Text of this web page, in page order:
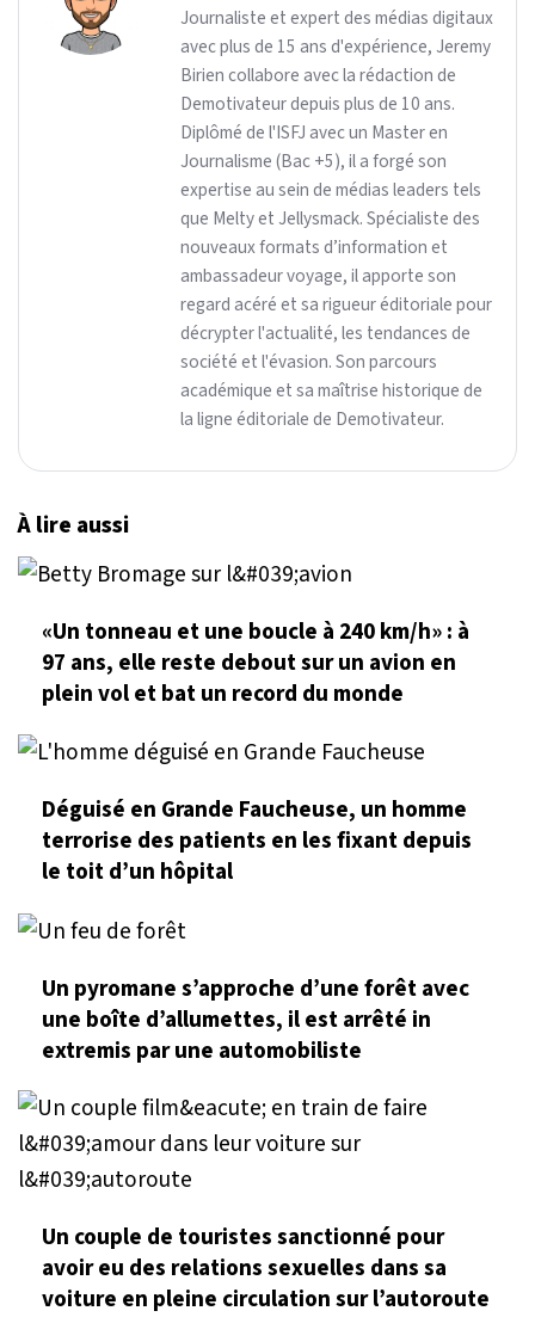
Journaliste et expert des médias digitaux
avec plus de 15 ans d'expérience, Jeremy
Birien collabore avec la rédaction de
Demotivateur depuis plus de 10 ans.
Diplômé de l'ISFJ avec un Master en
Journalisme (Bac +5), il a forgé son
expertise au sein de médias leaders tels
que Melty et Jellysmack. Spécialiste des
nouveaux formats d’information et
ambassadeur voyage, il apporte son
regard acéré et sa rigueur éditoriale pour
décrypter l'actualité, les tendances de
société et l'évasion. Son parcours
académique et sa maîtrise historique de
la ligne éditoriale de Demotivateur.
À lire aussi
«Un tonneau et une boucle à 240 km/h» : à
97 ans, elle reste debout sur un avion en
plein vol et bat un record du monde
Déguisé en Grande Faucheuse, un homme
terrorise des patients en les fixant depuis
le toit d’un hôpital
Un pyromane s’approche d’une forêt avec
une boîte d’allumettes, il est arrêté in
extremis par une automobiliste
Un couple de touristes sanctionné pour
avoir eu des relations sexuelles dans sa
voiture en pleine circulation sur l’autoroute